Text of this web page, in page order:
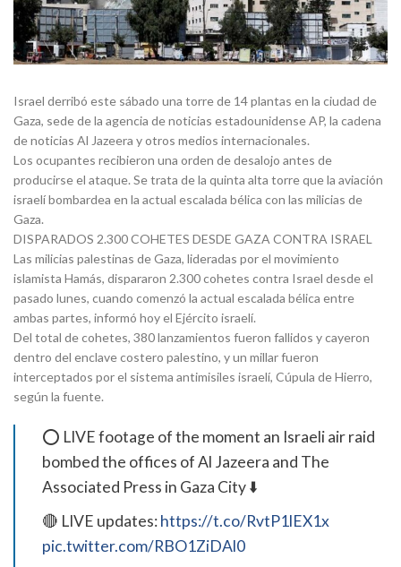
Israel derribó este sábado una torre de 14 plantas en la ciudad de
Gaza, sede de la agencia de noticias estadounidense AP, la cadena
de noticias Al Jazeera y otros medios internacionales.
Los ocupantes recibieron una orden de desalojo antes de
producirse el ataque. Se trata de la quinta alta torre que la aviación
israelí bombardea en la actual escalada bélica con las milicias de
Gaza.
DISPARADOS 2.300 COHETES DESDE GAZA CONTRA ISRAEL
Las milicias palestinas de Gaza, lideradas por el movimiento
islamista Hamás, dispararon 2.300 cohetes contra Israel desde el
pasado lunes, cuando comenzó la actual escalada bélica entre
ambas partes, informó hoy el Ejército israelí.
Del total de cohetes, 380 lanzamientos fueron fallidos y cayeron
dentro del enclave costero palestino, y un millar fueron
interceptados por el sistema antimisiles israelí, Cúpula de Hierro,
según la fuente.
⭕ LIVE footage of the moment an Israeli air raid
bombed the offices of Al Jazeera and The
Associated Press in Gaza City ⬇️
🔴 LIVE updates:https://t.co/RvtP1lEX1x
pic.twitter.com/RBO1ZiDAl0